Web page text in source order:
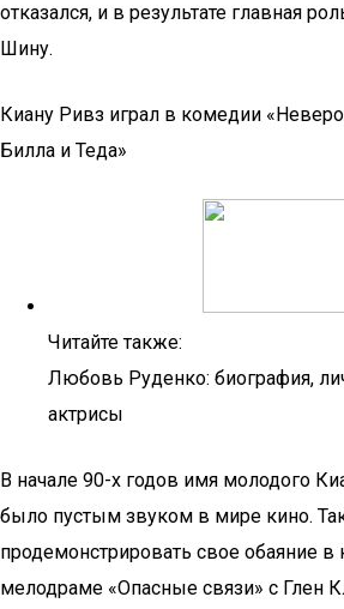
отказался, и в результате главная
Шину.
Киану Ривз играл в комедии
Билла и Теда»
Читайте также:
Любовь Руденко: биография,
актрисы
В начале 90-х годов имя молодого
было пустым звуком в мире кино.
продемонстрировать свое обаяние
мелодраме «Опасные связи» с Глен